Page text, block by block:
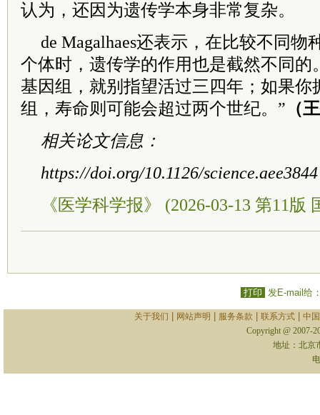
认为，还因为遗传学本身非常复杂。
de Magalhaes还表示，在比较不同物
个体时，遗传学的作用也是截然不同的
基因组，就别指望活过三四年；如果你
组，寿命则可能会超过两个世纪。” （
相关论文信息：
https://doi.org/10.1126/science.aee3844
《医学科学报》 (2026-03-13 第11版
打印 发E-mail给
关于我们 网站声明 服务条款 联系方式| 中
Copyright @ 2007-
地址：北京